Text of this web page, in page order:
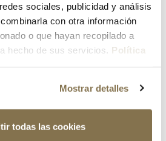
sociales, publicidad y análisis
con otra información
o que hayan recopilado a
hecho de sus servicios. Política
Mostrar detalles
todas las cookies